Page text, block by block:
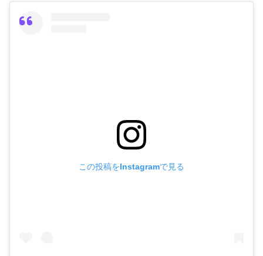
この投稿をInstagramで見る